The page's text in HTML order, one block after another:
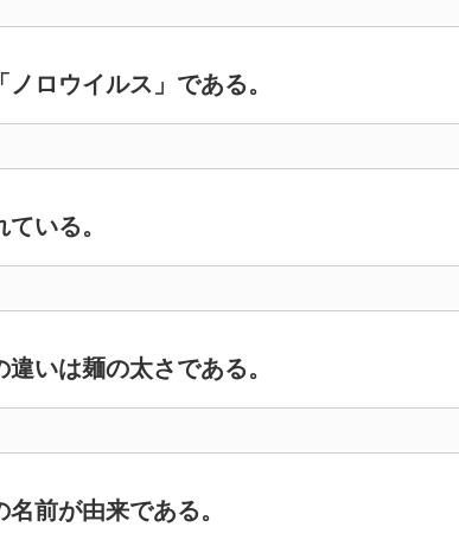
ロウイルス」である。
いる。
いは麺の太さである。
前が由来である。